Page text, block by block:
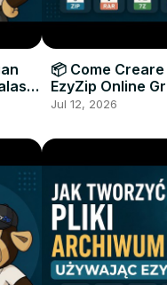
📦 Come
EzyZip Online
Software
Jul 12, 2026